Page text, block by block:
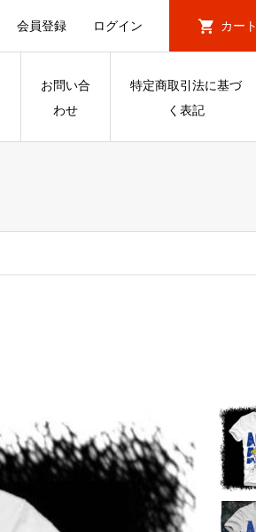
会員登録 ログイン カート
お問い合
わせ
特定商取引法に基づ
く表記